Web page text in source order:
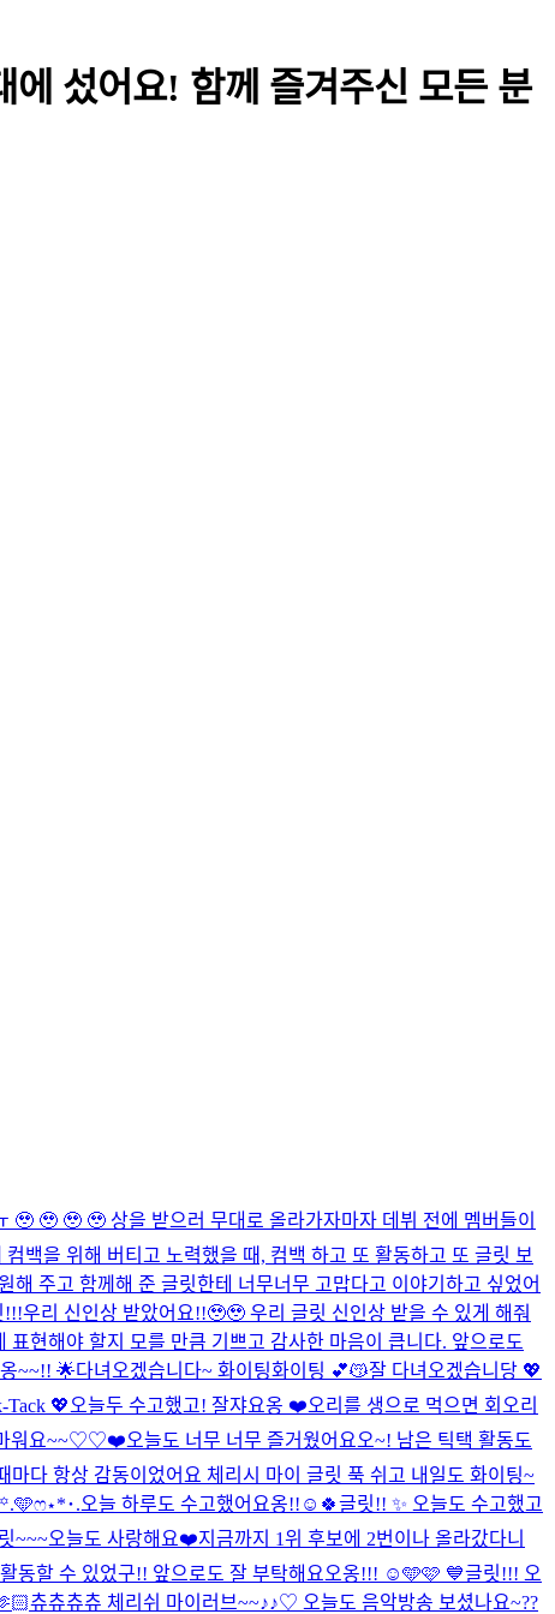
섰어요! 함께 즐겨주신 모든 분
🥹 🥹 🥹 상을 받으러 무대로 올라가자마자 데뷔 전에 멤버들이
백을 위해 버티고 노력했을 때, 컴백 하고 또 활동하고 또 글릿 보
주고 함께해 준 글릿한테 너무너무 고맙다고 이야기하고 싶었어
!!!우리 신인상 받았어요!!🥹🥹 우리 글릿 신인상 받을 수 있게 해줘
현해야 할지 모를 만큼 기쁘고 감사한 마음이 큽니다. 앞으로도
~~!! 🌟다녀오겠습니다~ 화이팅화이팅 💕😽잘 다녀오겠습니당 💖
Tack 💖 오늘두 수고했고! 잘쟈요옹 ❤️오리를 생으로 먹으면 회오리
마워요~~♡♡❤️오늘도 너무 너무 즐거웠어요오~! 남은 틱택 활동도
다 항상 감동이었어요 체리시 마이 글릿 푹 쉬고 내일도 화이팅~
･.오늘 하루도 수고했어요옹!!☺️🍀글릿!! ✨ 오늘도 수고했고
~~~오늘도 사랑해요❤️지금까지 1위 후보에 2번이나 올라갔다니
동할 수 있었구!! 앞으로도 잘 부탁해요오옹!!! ☺️🩵🩷 💙글릿!!! 오
츄츄츄츄 체리쉬 마이러브~~♪♪♡ 오늘도 음악방송 보셨나요~??